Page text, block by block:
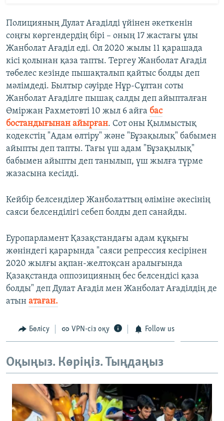
Полицияның Дулат Ағаділді үйінен әкеткенін
соңғы көргендердің бірі – оның 17 жастағы ұлы
Жанболат Ағаділ еді. Ол 2020 жылы 11 қарашада
кісі қолынан қаза тапты. Тергеу Жанболат Ағаділ
төбелес кезінде пышақталып қайтыс болды деп
мәлімдеді. Былтыр сәуірде Нұр-Сұлтан соты
Жанболат Ағаділге пышақ салды деп айыпталған
Өміржан Рахметовті 10 жыл 6 айға бас
бостандығынан айырған. Сот оны Қылмыстық
кодекстің "Адам өлтіру" және "Бұзақылық" бабымен
айыпты деп тапты. Тағы үш адам "Бұзақылық"
бабымен айыпты деп танылып, үш жылға түрме
жазасына кесілді.
Кейбір белсенділер Жанболаттың өліміне әкесінің
саяси белсенділігі себеп болды деп санайды.
Еуропарламент Қазақстандағы адам құқығы
жөніндегі қарарында "саяси репрессия кесірінен
2020 жылғы ақпан-желтоқсан аралығында
Қазақстанда оппозицияның бес белсендісі қаза
болды" деп Дулат Ағаділ мен Жанболат Ағаділдің де
атын атаған.
Бөлісу VPN-сіз оқу Follow us
Оқыңыз. Көріңіз. Тыңдаңыз